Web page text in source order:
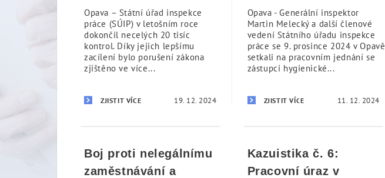
Opava – Státní úřad inspekce
práce (SÚIP) v letošním roce
dokončil necelých 20 tisíc
kontrol. Díky jejich lepšímu
zacílení bylo porušení zákona
zjištěno ve více...
ZJISTIT VÍCE 19. 12. 2024
Opava - Generální inspektor
Martin Melecký a další členové
vedení Státního úřadu inspekce
práce se 9. prosince 2024 v Opavě
setkali na pracovním jednání se
zástupci hygienické...
ZJISTIT VÍCE 11. 12. 2024
Boj proti nelegálnímu
zaměstnávání a
Kazuistika č. 6:
Pracovní úraz v